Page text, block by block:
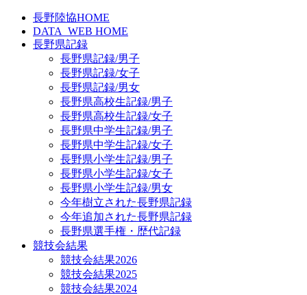
長野陸協HOME
DATA_WEB HOME
長野県記録
長野県記録/男子
長野県記録/女子
長野県記録/男女
長野県高校生記録/男子
長野県高校生記録/女子
長野県中学生記録/男子
長野県中学生記録/女子
長野県小学生記録/男子
長野県小学生記録/女子
長野県小学生記録/男女
今年樹立された長野県記録
今年追加された長野県記録
長野県選手権・歴代記録
競技会結果
競技会結果2026
競技会結果2025
競技会結果2024